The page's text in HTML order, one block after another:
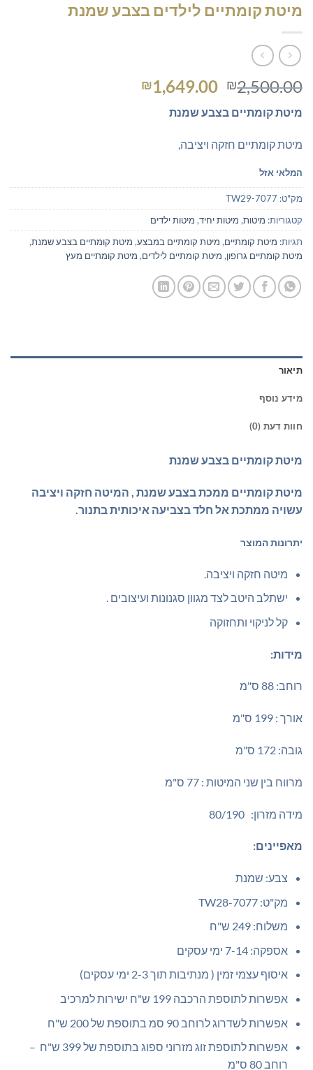
מיטת קומתיים לילדים בצבע שמנת
₪2,500.00
המחיר
היה:
₪1,649.00
מיטת קומתיים בצבע שמנת
מיטת קומתיים חזקה ויציבה,
המלאי אזל
מק"ט: TW29-7077
קטגוריות: מיטות, מיטות יחיד, מיטות ילדים
תגיות: מיטת קומתיים, מיטת קומתיים במבצע, מיטת קומתיים בצבע שמנת,
מיטת קומתיים גרופון, מיטת קומתיים לילדים, מיטת קומתיים מעץ
תיאור
מידע נוסף
חוות דעת (0)
מיטת קומתיים בצבע שמנת
מיטת קומתיים ממכת בצבע שמנת , המיטה חזקה ויציבה
עשויה ממתכת אל חלד בצביעה איכותית בתנור.
יתרונות המוצר
מיטה חזקה ויציבה.
ישתלב היטב לצד מגוון סגנונות ועיצובים .
קל לניקוי ותחזוקה
מידות:
רוחב: 88 ס"מ
אורך : 199 ס"מ
גובה: 172 ס"מ
מרווח בין שני המיטות : 77 ס"מ
מידה מזרון: 80/190
מאפיינים:
צבע: שמנת
מק"ט: TW28-7077
משלוח: 249 ש"ח
אספקה: 7-14 ימי עסקים
איסוף עצמי זמין ( מנתיבות תוך 2-3 ימי עסקים)
אפשרות לתוספת הרכבה 199 ש"ח ישירות למרכיב
אפשרות לשדרוג לרוחב 90 סמ בתוספת של 200 ש"ח
אפשרות לתוספת זוג מזרוני ספוג בתוספת של 399 ש"ח –
רוחב 80 ס"מ